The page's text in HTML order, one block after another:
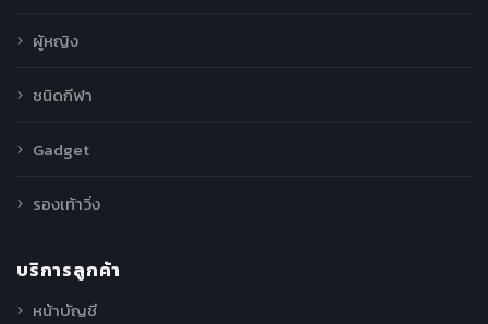
ผู้หญิง
ชนิดกีฬา
Gadget
รองเท้าวิ่ง
บริการลูกค้า
หน้าบัญชี